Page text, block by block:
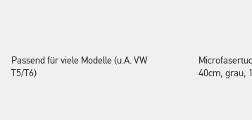
Passend für viele Modelle (u.A. VW
T5/T6)
40cm, grau,